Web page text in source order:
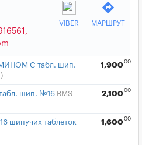
VIBER
directions
МАРШРУТ
C табл. шип.
1,900 00
шип. №16 BMS
2,100 00
шипучих таблеток
1,600 00